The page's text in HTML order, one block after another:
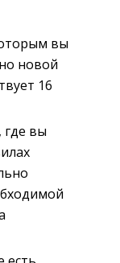
вы
новой
16
где вы